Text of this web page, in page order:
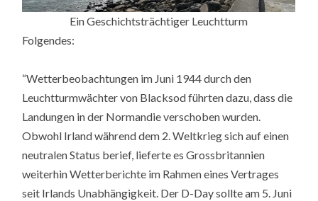
Ein Geschichtsträchtiger Leuchtturm
Folgendes:
“Wetterbeobachtungen im Juni 1944 durch den
Leuchtturmwächter von Blacksod führten dazu, dass die
Landungen in der Normandie verschoben wurden.
Obwohl Irland während dem 2. Weltkrieg sich auf einen
neutralen Status berief, lieferte es Grossbritannien
weiterhin Wetterberichte im Rahmen eines Vertrages
seit Irlands Unabhängigkeit. Der D-Day sollte am 5. Juni